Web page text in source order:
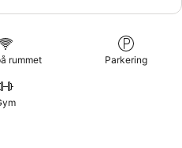
rummet Parkering